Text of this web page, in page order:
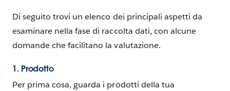
Di seguito trovi un elenco dei principali aspetti da
esaminare nella fase di raccolta dati, con alcune
domande che facilitano la valutazione.
1. Prodotto
Per prima cosa, guarda i prodotti della tua